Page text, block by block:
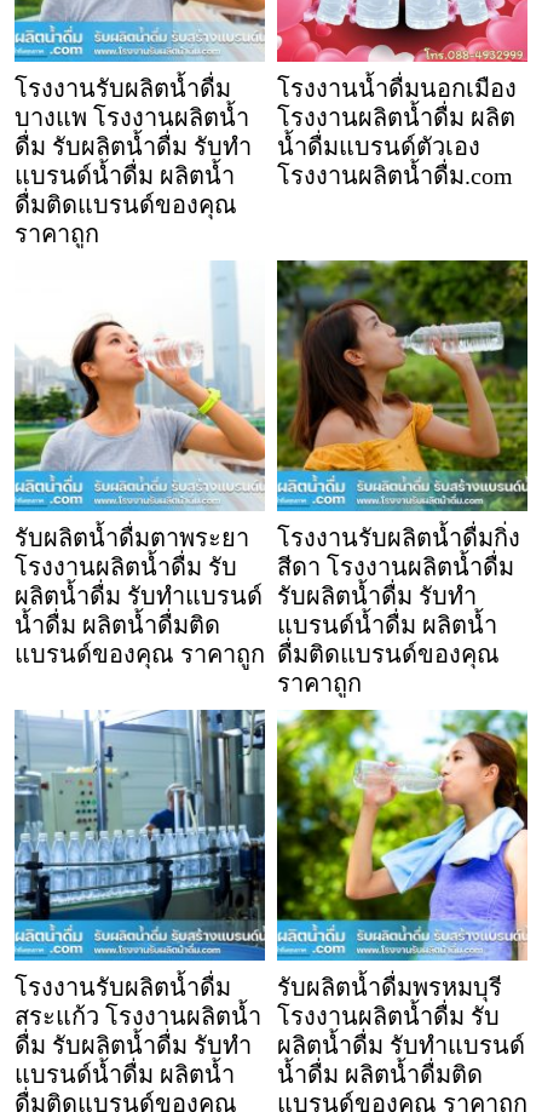
โรงงานรับผลิตน้ำดื่ม
บางแพ โรงงานผลิตน้ำ
ดื่ม รับผลิตน้ำดื่ม รับทำ
แบรนด์น้ำดื่ม ผลิตน้ำ
ดื่มติดแบรนด์ของคุณ
ราคาถูก
โรงงานน้ำดื่มนอกเมือง
โรงงานผลิตน้ำดื่ม ผลิต
น้ำดื่มแบรนด์ตัวเอง
โรงงานผลิตน้ำดื่ม.com
รับผลิตน้ำดื่มตาพระยา
โรงงานผลิตน้ำดื่ม รับ
ผลิตน้ำดื่ม รับทำแบรนด์
น้ำดื่ม ผลิตน้ำดื่มติด
แบรนด์ของคุณ ราคาถูก
โรงงานรับผลิตน้ำดื่มกิ่ง
สีดา โรงงานผลิตน้ำดื่ม
รับผลิตน้ำดื่ม รับทำ
แบรนด์น้ำดื่ม ผลิตน้ำ
ดื่มติดแบรนด์ของคุณ
ราคาถูก
โรงงานรับผลิตน้ำดื่ม
สระแก้ว โรงงานผลิตน้ำ
ดื่ม รับผลิตน้ำดื่ม รับทำ
แบรนด์น้ำดื่ม ผลิตน้ำ
ดื่มติดแบรนด์ของคุณ
รับผลิตน้ำดื่มพรหมบุรี
โรงงานผลิตน้ำดื่ม รับ
ผลิตน้ำดื่ม รับทำแบรนด์
น้ำดื่ม ผลิตน้ำดื่มติด
แบรนด์ของคุณ ราคาถูก